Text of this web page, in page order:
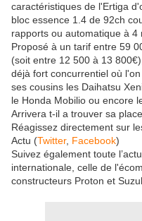
caractéristiques de l'Ertiga
bloc essence 1.4 de 92ch
rapports ou automatique à 4
Proposé à un tarif entre 59
(soit entre 12 500 à 13
déjà fort concurrentiel où
ses cousins les Daihatsu
le Honda Mobilio ou encore
Arrivera t-il a trouver sa
Réagissez directement sur
Actu (Twitter, Facebook)
Suivez également toute
internationale, celle de
constructeurs Proton et